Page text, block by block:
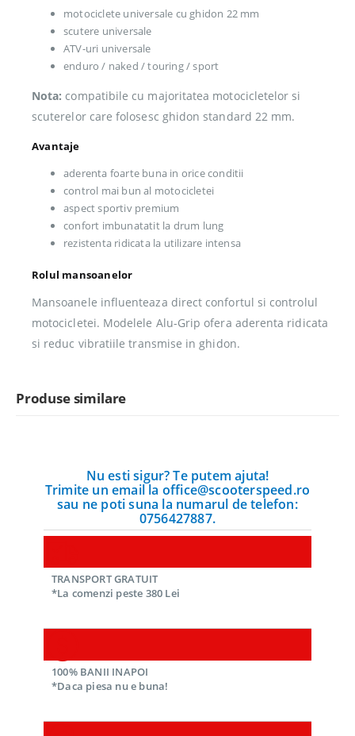
motociclete universale cu ghidon 22 mm
scutere universale
ATV-uri universale
enduro / naked / touring / sport
Nota: compatibile cu majoritatea motocicletelor si
scuterelor care folosesc ghidon standard 22 mm.
Avantaje
aderenta foarte buna in orice conditii
control mai bun al motocicletei
aspect sportiv premium
confort imbunatatit la drum lung
rezistenta ridicata la utilizare intensa
Rolul mansoanelor
Mansoanele influenteaza direct confortul si controlul
motocicletei. Modelele Alu-Grip ofera aderenta ridicata
si reduc vibratiile transmise in ghidon.
Produse similare
Nu esti sigur? Te putem ajuta!
Trimite un email la office@scooterspeed.ro
sau ne poti suna la numarul de telefon:
0756427887.
TRANSPORT GRATUIT
*La comenzi peste 380 Lei
100% BANII INAPOI
*Daca piesa nu e buna!